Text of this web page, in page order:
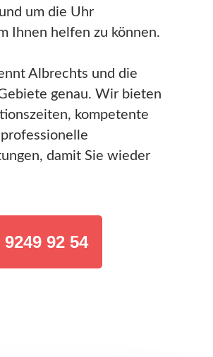
um die Uhr
Ihnen helfen zu können.
Albrechts und die
genau. Wir bieten
kompetente
damit Sie wieder
9249 92 54